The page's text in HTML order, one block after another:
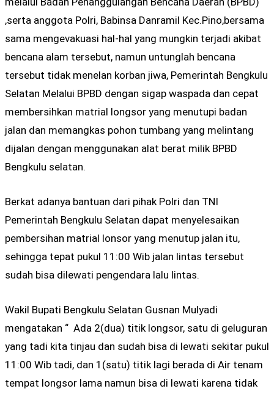
,serta anggota Polri, Babinsa Danramil Kec.Pino,bersama
sama mengevakuasi hal-hal yang mungkin terjadi akibat
bencana alam tersebut, namun untunglah bencana
tersebut tidak menelan korban jiwa, Pemerintah Bengkulu
Selatan Melalui BPBD dengan sigap waspada dan cepat
membersihkan matrial longsor yang menutupi badan
jalan dan memangkas pohon tumbang yang melintang
dijalan dengan menggunakan alat berat milik BPBD
Bengkulu selatan.
Berkat adanya bantuan dari pihak Polri dan TNI
Pemerintah Bengkulu Selatan dapat menyelesaikan
pembersihan matrial lonsor yang menutup jalan itu,
sehingga tepat pukul 11:00 Wib jalan lintas tersebut
sudah bisa dilewati pengendara lalu lintas.
Wakil Bupati Bengkulu Selatan Gusnan Mulyadi
mengatakan “ Ada 2(dua) titik longsor, satu di geluguran
yang tadi kita tinjau dan sudah bisa di lewati sekitar pukul
11:00 Wib tadi, dan 1(satu) titik lagi berada di Air tenam
tempat longsor lama namun bisa di lewati karena tidak